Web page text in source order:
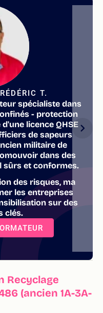
T.
spécialiste dans
- protection
licence QHSE
de sapeurs
militaire de
dans des
sûrs et conformes.
des risques, ma
les entreprises
sur des
clés.
Recyclage
(ancien 1A-3A-